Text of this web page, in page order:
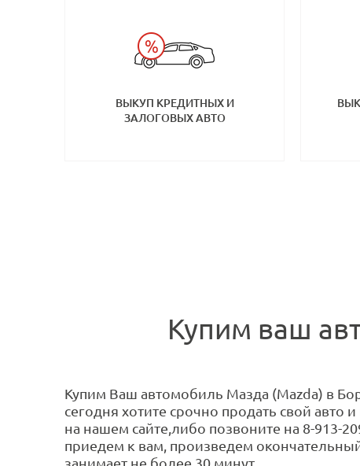
ВЫКУП КРЕДИТНЫХ И
ЗАЛОГОВЫХ АВТО
Купим ваш
Купим Ваш автомобиль Мазда (Mazda) в
сегодня хотите срочно продать свой
на нашем сайте,либо позвоните на 8-913-
приедем к вам, произведем
занимает не более 30 минут.